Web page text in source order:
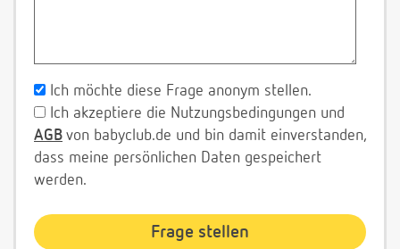
Ich möchte diese Frage anonym stellen.
Ich akzeptiere die Nutzungsbedingungen und
AGB von babyclub.de und bin damit einverstanden,
dass meine persönlichen Daten gespeichert
werden.